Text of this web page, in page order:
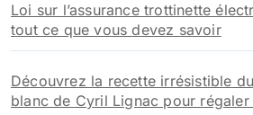
:Loi sur l’assurance trottinette
tout ce que vous devez savoir
Découvrez la recette irrésistible
blanc de Cyril Lignac pour